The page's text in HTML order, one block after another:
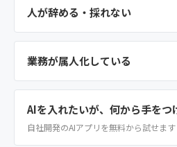
人が辞める・採れない
業務が属人化している
AIを入れたいが、何から手をつ
自社開発のAIアプリを無料から試せます